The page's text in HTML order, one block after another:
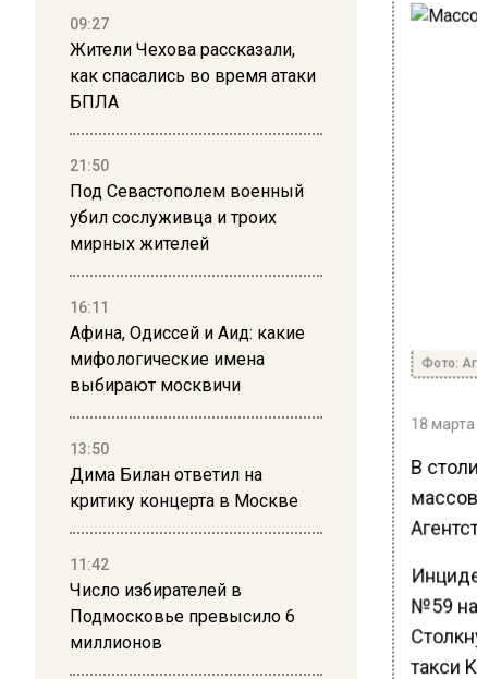
09:27
Жители Чехова рассказали,
как спасались во время атаки
БПЛА
21:50
Под Севастополем военный
убил сослуживца и троих
мирных жителей
16:11
Афина, Одиссей и Аид: какие
мифологические имена
выбирают москвичи
13:50
Дима Билан ответил на
критику концерта в Москве
11:42
Число избирателей в
Подмосковье превысило 6
миллионов
Фото:
18
В
№59
такси